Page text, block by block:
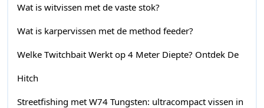
Wat is witvissen met de vaste stok?
Wat is karpervissen met de method feeder?
Welke Twitchbait Werkt op 4 Meter Diepte? Ontdek De
Hitch
Streetfishing met W74 Tungsten: ultracompact vissen in